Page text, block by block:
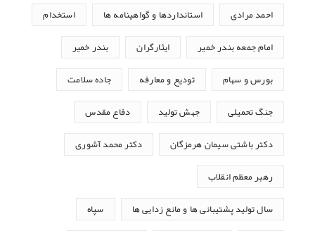
احمد مرادی استانداردها و گواهینامه ها استخدام
امام جمعه بندر خمیر ایثارگران بندر خمیر
بورس و سهام تودیع و معارفه جاده سلامت
جنگ تحمیلی جهش تولید دفاع مقدس
دکتر باشتی سیمان هرمزگان دکتر محمد آشوری
رهبر معظم انقلاب
سال تولید پشتیبانی ها و مانع زدایی ها سپاه